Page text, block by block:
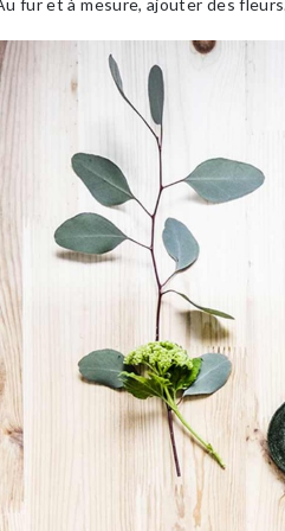
fur et à mesure, ajouter des